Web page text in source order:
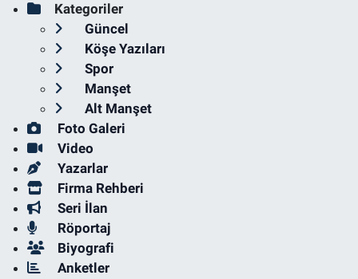
Kategoriler
Güncel
Köşe Yazıları
Spor
Manşet
Alt Manşet
Foto Galeri
Video
Yazarlar
Firma Rehberi
Seri İlan
Röportaj
Biyografi
Anketler